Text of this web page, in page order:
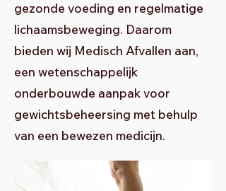
gezonde voeding en regelmatige
lichaamsbeweging. Daarom
bieden wij Medisch Afvallen aan,
een wetenschappelijk
onderbouwde aanpak voor
gewichtsbeheersing met behulp
van een bewezen medicijn.